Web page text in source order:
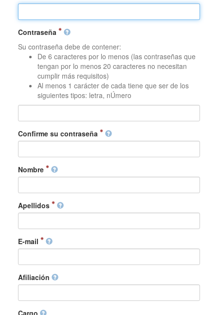
Contraseña
Su contraseña debe de contener:
De 6 caracteres por lo menos (las contraseñas que
tengan por lo menos 20 caracteres no necesitan
cumplir más requisitos)
Al menos 1 carácter de cada tiene que ser de los
siguientes tipos: letra, nÚmero
Confirme su contraseña
Nombre
Apellidos
E-mail
Afiliación
Cargo